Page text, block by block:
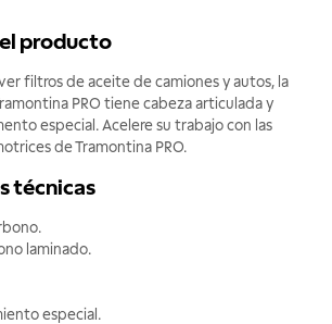
producto
filtros de aceite de camiones y autos, la
PRO tiene cabeza articulada y
especial. Acelere su trabajo con las
de Tramontina PRO.
técnicas
laminado.
especial.